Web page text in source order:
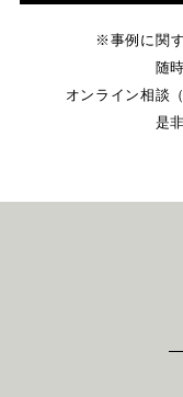
※事例に関
随
オンライン相談
是